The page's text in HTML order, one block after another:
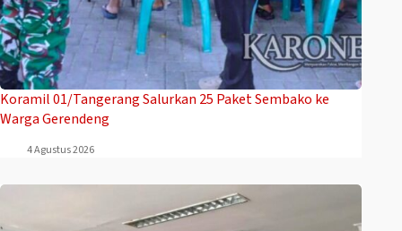
Koramil 01/Tangerang Salurkan 25 Paket Sembako ke
Warga Gerendeng
4 Agustus 2026